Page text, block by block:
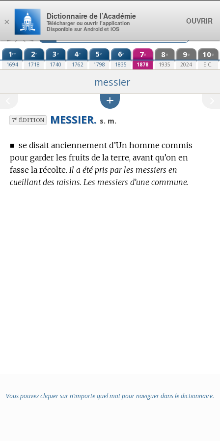
Aller au contenu
1re
1694
2e
1718
3e
1740
4e
1762
5e
1798
6e
1835
7e
1878
8e
1935
9e
2024
10e
E.C.
messier
7eÉDITION MESSIER. s. m.
■ se disait anciennement d’Un homme commis
pour garder les fruits de la terre, avant qu’on en
fasse la récolte. Il a été pris par les messiers en
cueillant des raisins. Les messiers d’une commune.
Vous pouvez cliquer sur n’importe quel mot pour naviguer dans le dictionnaire.
×
Dictionnaire de l’Académie
Télécharger ou ouvrir l’application
Disponible sur Android et iOS
OUVRIR